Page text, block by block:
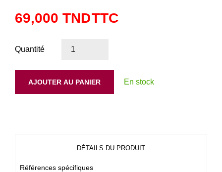
69,000 TNDTTC
Quantité
AJOUTER AU PANIER En stock
DÉTAILS DU PRODUIT
Références spécifiques